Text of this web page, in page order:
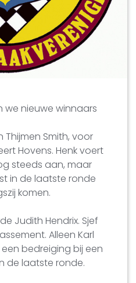
we nieuwe winnaars
Smith, voor
Hovens. Henk voert
steeds aan, maar
in de laatste ronde
komen.
Judith Hendrix. Sjef
Alleen Karl
bedreiging bij een
de laatste ronde.